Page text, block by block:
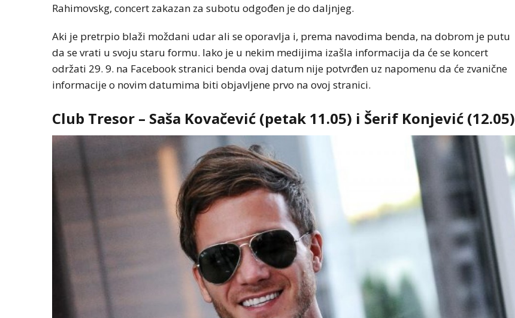
Rahimovskg, concert zakazan za subotu odgođen je do daljnjeg.
Aki je pretrpio blaži moždani udar ali se oporavlja i, prema navodima benda, na dobrom je putu
da se vrati u svoju staru formu. Iako je u nekim medijima izašla informacija da će se koncert
održati 29. 9. na Facebook stranici benda ovaj datum nije potvrđen uz napomenu da će zvanične
informacije o novim datumima biti objavljene prvo na ovoj stranici.
Club Tresor – Saša Kovačević (petak 11.05) i Šerif Konjević (12.05)